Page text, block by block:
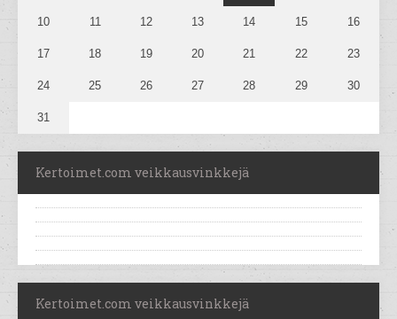
10 11 12 13 14 15 16
17 18 19 20 21 22 23
24 25 26 27 28 29 30
31
Kertoimet.com veikkausvinkkejä
Kertoimet.com veikkausvinkkejä